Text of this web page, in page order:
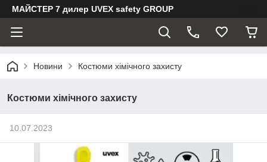
МАЙСТЕР 7 дилер UVEX safety GROUP
Новини Костюми хімічного захисту
Костюми хімічного захисту
10.07.2023